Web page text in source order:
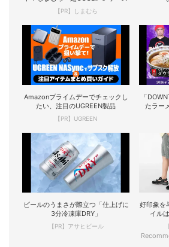
【PR】しまむら
Amazonプライムデーでチェックし
たい、注目のUGREEN製品
【PR】UGREEN
「
たラー
ビールのうまさが際立つ「仕上げに
3分冷凍庫DRY」
【PR】アサヒビール
好印象を
イル